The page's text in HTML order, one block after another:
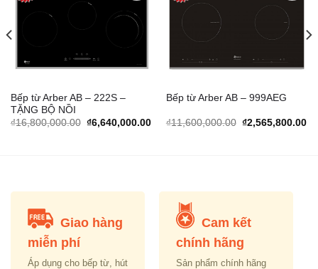
Add to
Wishlist
Bếp từ Arber AB – 222S –
TẶNG BỘ NỒI
₫16,800,000.00 Original
₫6,640,000.00Current
Add to
Wishlist
Bếp từ Arber AB – 999AEG
₫11,600,000.00 Original
₫2,565,800.00
Giao hàng
miễn phí
Áp dụng cho bếp từ, hút
Cam kết
chính hãng
Sản phẩm chính hãng